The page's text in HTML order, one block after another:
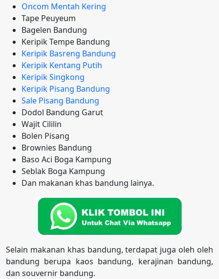
Oncom Mentah Kering
Tape Peuyeum
Bagelen Bandung
Keripik Tempe Bandung
Keripik Basreng Bandung
Keripik Kentang Putih
Keripik Singkong
Keripik Pisang Bandung
Sale Pisang Bandung
Dodol Bandung Garut
Wajit Cililin
Bolen Pisang
Brownies Bandung
Baso Aci Boga Kampung
Seblak Boga Kampung
Dan makanan khas bandung lainya.
Selain makanan khas bandung, terdapat juga oleh oleh
bandung berupa kaos bandung, kerajinan bandung,
dan souvernir bandung.